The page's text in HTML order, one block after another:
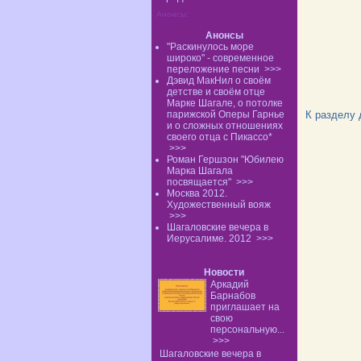
Анонсы:
Анонсы
"Раскинулось море
широко" - современное
переложение песни >>>
Дэвид МакНил о своём
детстве и своём отце
Марке Шагале, о потолке
парижской Оперы Гарнье
и о сложных отношениях
своего отца с Пикассо*
>>>
Роман Гершзон "Юбилею
Марка Шагала
посвящается" >>>
Москва 2012.
Художественный вояж
>>>
Шагаловские вечера в
Иерусалиме. 2012 >>>
Новости
Аркадий
Барнабов
приглашает на
свою
персональную...
>>>
Шагаловские вечера в
К разделу